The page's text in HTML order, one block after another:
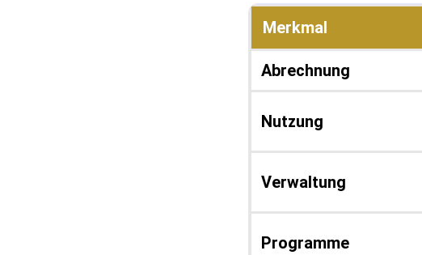
Merkmal
Abrechnung
Nutzung
Verwaltung
Programme